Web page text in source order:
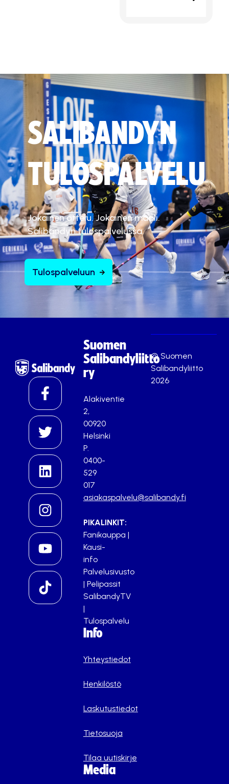
SALIBANDYN
TULOSPALVELU
Jokainen ottelu. Jokainen maali.
Salibandyn tulospalvelussa.
Tulospalveluun
Suomen
Salibandyliitto
ry
Alakiventie
2,
00920
Helsinki
P.
0400-
529
017
asiakaspalvelu@salibandy.fi
PIKALINKIT:
Fanikauppa |
Kausi-
info
Palvelusivusto
| Pelipassit
SalibandyTV
|
Tulospalvelu
Info
Yhteystiedot
Henkilöstö
Laskutustiedot
Tietosuoja
Tilaa uutiskirje
Media
© Suomen
Salibandyliitto
2026